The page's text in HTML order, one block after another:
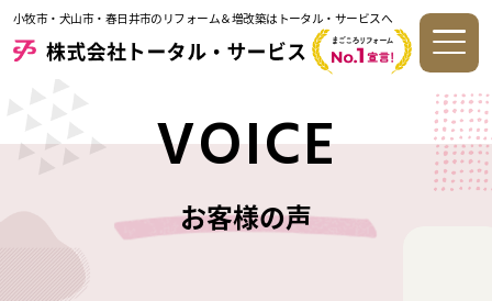
小牧市・犬山市・春日井市のリフォーム＆増改築はトータル・サービスへ
VOICE
お客様の声